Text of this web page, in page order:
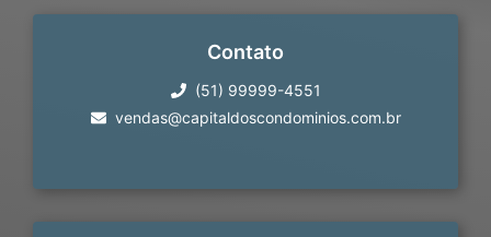
Contato
(51) 99999-4551
vendas@capitaldoscondominios.com.br